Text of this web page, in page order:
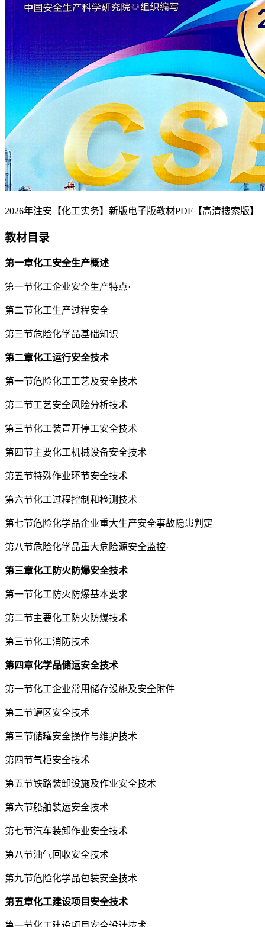
2026年注安【化工实务】新版电子版教材PDF【高清搜索版】
教材目录
第一章化工安全生产概述
第一节化工企业安全生产特点·
第二节化工生产过程安全
第三节危险化学品基础知识
第二章化工运行安全技术
第一节危险化工工艺及安全技术
第二节工艺安全风险分析技术
第三节化工装置开停工安全技术
第四节主要化工机械设备安全技术
第五节特殊作业环节安全技术
第六节化工过程控制和检测技术
第七节危险化学品企业重大生产安全事故隐患判定
第八节危险化学品重大危险源安全监控·
第三章化工防火防爆安全技术
第一节化工防火防爆基本要求
第二节主要化工防火防爆技术
第三节化工消防技术
第四章化学品储运安全技术
第一节化工企业常用储存设施及安全附件
第二节罐区安全技术
第三节储罐安全操作与维护技术
第四节气柜安全技术
第五节铁路装卸设施及作业安全技术
第六节船舶装运安全技术
第七节汽车装卸作业安全技术
第八节油气回收安全技术
第九节危险化学品包装安全技术
第五章化工建设项目安全技术